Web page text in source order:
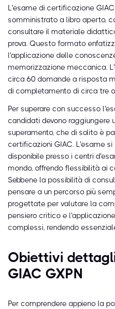
L'esame di certificazione
somministrato a libro aperto,
consultare il materiale
prova. Questo formato
l'applicazione delle
memorizzazione meccanica.
circa 60 domande a risposta
di completamento di circa tre
Per superare con successo
candidati devono raggiungere
superamento, che di solito è
certificazioni GIAC. L'esame
disponibile presso i centri
mondo, offrendo flessibilità ai
Sebbene la possibilità di
pensare a un percorso più
progettate per valutare la
pensiero critico e
complessi, rendendo
Obiettivi
GIAC GXPN
Per comprendere appieno la